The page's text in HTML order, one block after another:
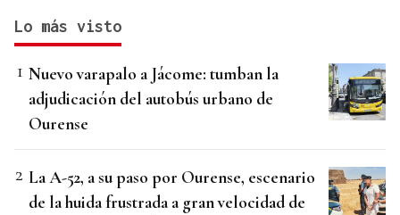
Lo más visto
Nuevo varapalo a Jácome: tumban la
adjudicación del autobús urbano de
Ourense
La A-52, a su paso por Ourense, escenario
de la huida frustrada a gran velocidad de